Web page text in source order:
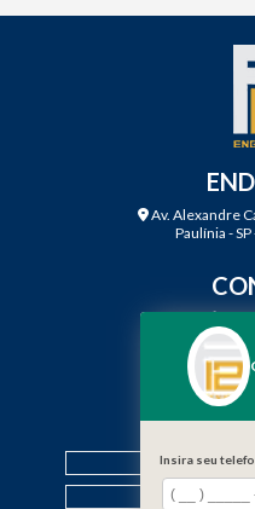
Av. Alexandre
Paulínia -
(19)
Insira seu